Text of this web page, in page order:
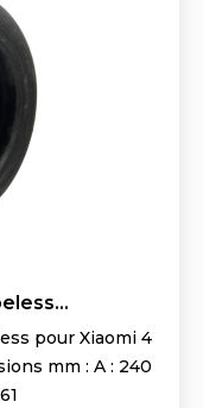
pour Xiaomi 4
mm : A : 240